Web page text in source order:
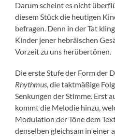
Darum scheint es nicht
diesem Stück die heutigen
befragen. Denn in der Tat
Kinder jener hebräischen
Vorzeit zu uns herübertönen.
Die erste Stufe der Form der
Rhythmus, die taktmäßige
Senkungen der Stimme. Erst
kommt die Melodie hinzu,
Modulation der Töne dem
denselben gleichsam in einer